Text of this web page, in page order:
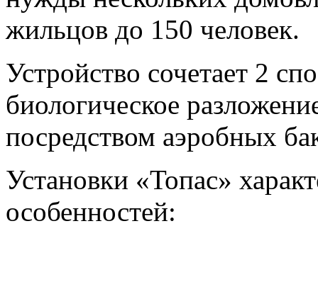
жильцов до 150 человек.
Устройство сочетает 2
биологическое
посредством аэробных
Установки «Топас»
особенностей: